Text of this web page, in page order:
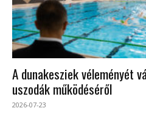
A dunakesziek véleményét
uszodák működéséről
2026-07-23